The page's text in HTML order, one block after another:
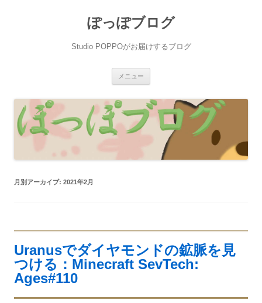
ぽっぽブログ
Studio POPPOがお届けするブログ
メニュー
ツ
へ
プ
月別アーカイブ: 2021年2月
Uranusでダイヤモンドの鉱脈を見
つける：Minecraft SevTech:
Ages#110